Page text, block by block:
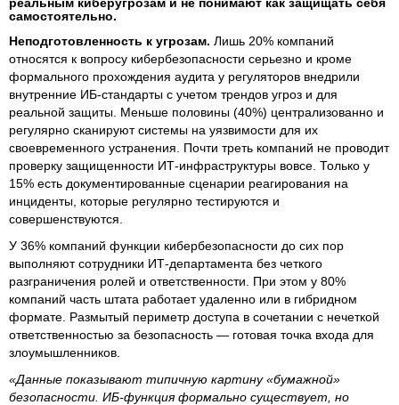
самостоятельно.
Неподготовленность к угрозам. Лишь 20% компаний
относятся к вопросу кибербезопасности серьезно и кроме
формального прохождения аудита у регуляторов внедрили
внутренние ИБ-стандарты с учетом трендов угроз и для
реальной защиты. Меньше половины (40%) централизованно и
регулярно сканируют системы на уязвимости для их
своевременного устранения. Почти треть компаний не проводит
проверку защищенности ИТ-инфраструктуры вовсе. Только у
15% есть документированные сценарии реагирования на
инциденты, которые регулярно тестируются и
совершенствуются.
У 36% компаний функции кибербезопасности до сих пор
выполняют сотрудники ИТ-департамента без четкого
разграничения ролей и ответственности. При этом у 80%
компаний часть штата работает удаленно или в гибридном
формате. Размытый периметр доступа в сочетании с нечеткой
ответственностью за безопасность — готовая точка входа для
злоумышленников.
«Данные показывают типичную картину «бумажной»
безопасности. ИБ-функция формально существует, но